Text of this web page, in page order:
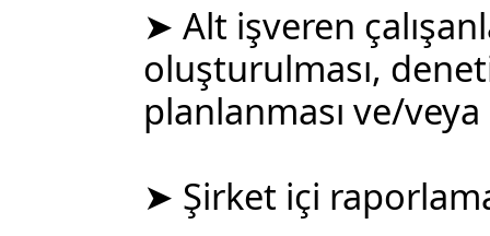
➤ Alt işveren
oluşturulması,
planlanması ve/veya
➤ Şirket içi